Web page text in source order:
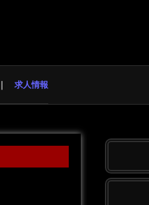
求人情報